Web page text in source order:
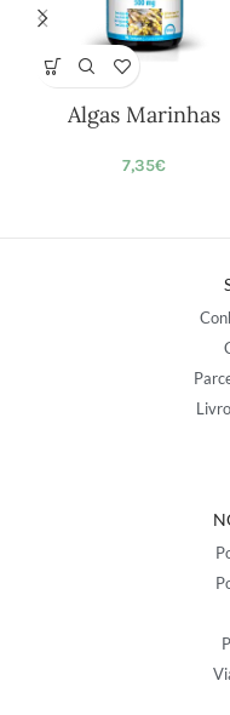
Algas Marinhas
7,35€